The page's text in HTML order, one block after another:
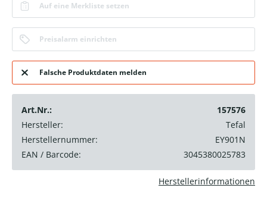
Auf eine Merkliste setzen
Preisalarm einrichten
Falsche Produktdaten melden
Art.Nr.:
157576
Hersteller:
Tefal
Herstellernummer:
EY901N
EAN / Barcode:
3045380025783
Herstellerinformationen